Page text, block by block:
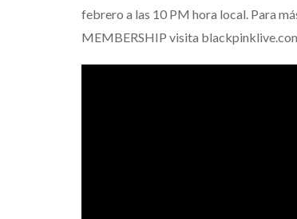
febrero a las 10 PM hora local. Para
MEMBERSHIP visita